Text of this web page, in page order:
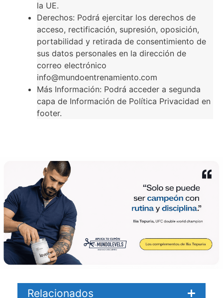
la UE.
Derechos: Podrá ejercitar los derechos de
acceso, rectificación, supresión, oposición,
portabilidad y retirada de consentimiento de
sus datos personales en la dirección de
correo electrónico
info@mundoentrenamiento.com
Más Información: Podrá acceder a segunda
capa de Información de Política Privacidad en
footer.
Relacionados